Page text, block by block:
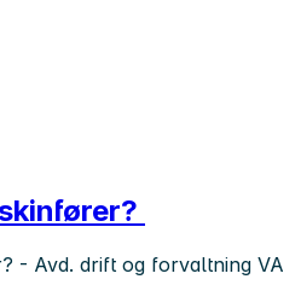
- Avd. drift og forvaltning VA